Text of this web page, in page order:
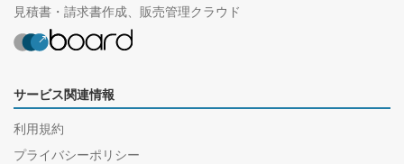
見積書・請求書作成、販売管理クラウド
サービス関連情報
利用規約
プライバシーポリシー